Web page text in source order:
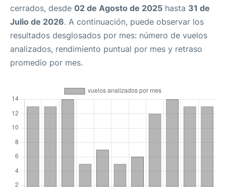
cerrados, desde 02 de Agosto de 2025 hasta 31 de
Julio de 2026. A continuación, puede observar los
resultados desglosados por mes: número de vuelos
analizados, rendimiento puntual por mes y retraso
promedio por mes.